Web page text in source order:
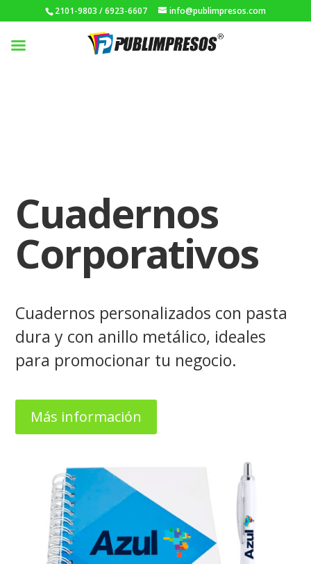
2101-9803 / 6923-6607 info@publimpresos.com
Cuadernos
Corporativos
Cuadernos personalizados con pasta
dura y con anillo metálico, ideales
para promocionar tu negocio.
Más información